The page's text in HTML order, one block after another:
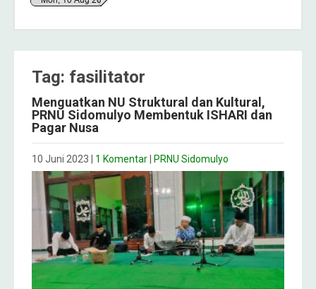
Tag: fasilitator
Menguatkan NU Struktural dan Kultural,
PRNU Sidomulyo Membentuk ISHARI dan
Pagar Nusa
10 Juni 2023 1 Komentar PRNU Sidomulyo